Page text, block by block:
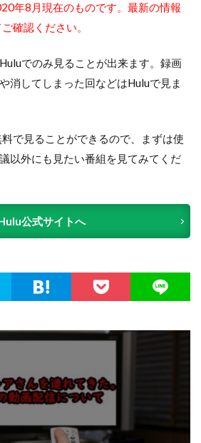
年8月現在のものです。最新の情報
確認ください。
でのみ見ることが出来ます。録画
消してしまった回などはHuluで見ま
で見ることができるので、まずは使
以外にも見たい番組を見てみてくだ
公式サイトへ